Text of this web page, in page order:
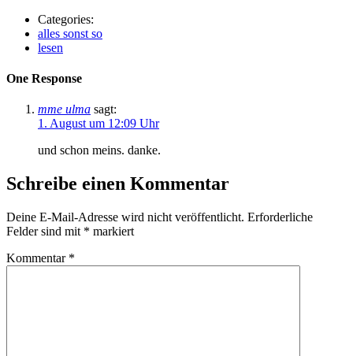
Categories:
alles sonst so
lesen
One Response
mme ulma sagt:
1. August um 12:09 Uhr
und schon meins. danke.
Schreibe einen Kommentar
Deine E-Mail-Adresse wird nicht veröffentlicht. Erforderliche
Felder sind mit * markiert
Kommentar *